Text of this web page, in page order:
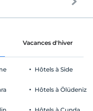
et toutes lesVacances d'hiver
Hôtels à Side
Hôtels à Ölüdeniz